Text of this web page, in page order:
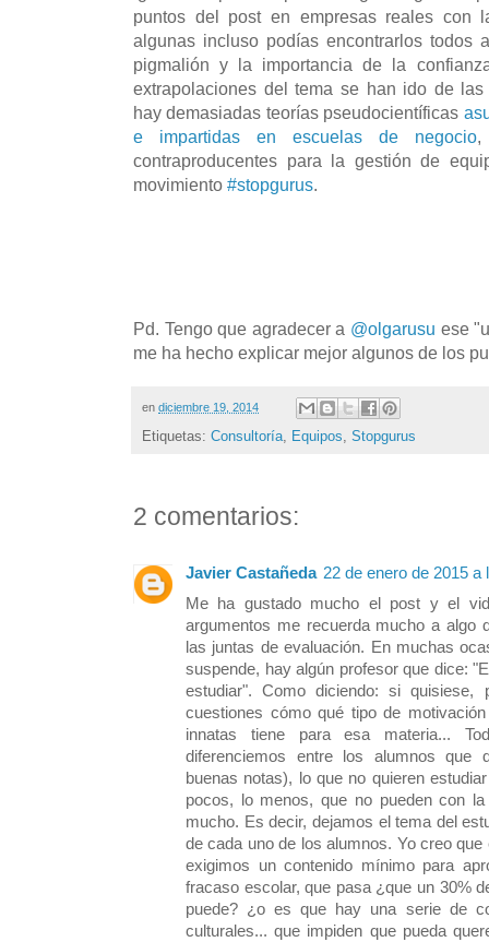
puntos del post en empresas reales con
algunas incluso podías encontrarlos todos
pigmalión y la importancia de la
extrapolaciones del tema se han ido de
hay demasiadas teorías pseudocientíficas
e impartidas en escuelas de negocio,
contraproducentes para la gestión de
movimiento #stopgurus.
Pd. Tengo que agradecer a @olgarusu ese
me ha hecho explicar mejor algunos de los
en diciembre 19, 2014
Etiquetas: Consultoría, Equipos, Stopgurus
2 comentarios:
Javier Castañeda 22 de enero de 2015 a
Me ha gustado mucho el post y el
argumentos me recuerda mucho a algo
las juntas de evaluación. En muchas
suspende, hay algún profesor que dice:
estudiar". Como diciendo: si quisiese,
cuestiones cómo qué tipo de
innatas tiene para esa materia...
diferenciemos entre los alumnos que
buenas notas), lo que no quieren
pocos, lo menos, que no pueden con
mucho. Es decir, dejamos el tema del
de cada uno de los alumnos. Yo creo
exigimos un contenido mínimo para
fracaso escolar, que pasa ¿que un 30%
puede? ¿o es que hay una serie de
culturales... que impiden que pueda